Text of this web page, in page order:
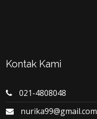
Kontak Kami
021-4808048
nurika99@gmail.com